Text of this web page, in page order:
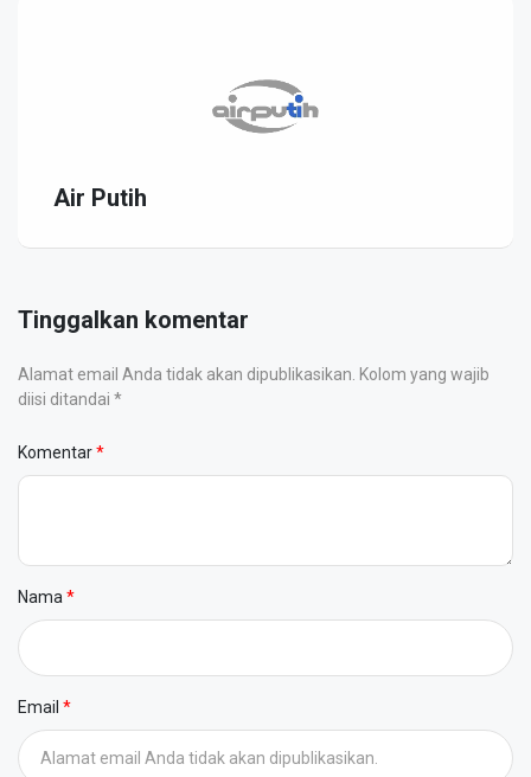
Air Putih
Tinggalkan komentar
Alamat email Anda tidak akan dipublikasikan. Kolom yang wajib
diisi ditandai *
Komentar
Nama
Email